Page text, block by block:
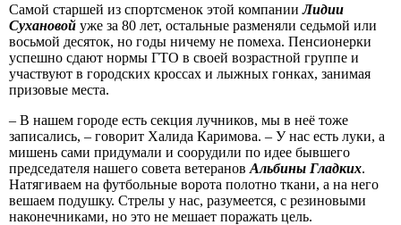
Самой старшей из спортсменок этой компанииЛидии
Сухановой уже за 80 лет, остальные разменяли седьмой или
восьмой десяток, но годы ничему не помеха. Пенсионерки
успешно сдают нормы ГТО в своей возрастной группе и
участвуют в городских кроссах и лыжных гонках, занимая
призовые места.
– В нашем городе есть секция лучников, мы в неё тоже
записались, – говорит Халида Каримова. – У нас есть луки, а
мишень сами придумали и соорудили по идее бывшего
председателя нашего совета ветеранов Альбины Гладких.
Натягиваем на футбольные ворота полотно ткани, а на него
вешаем подушку. Стрелы у нас, разумеется, с резиновыми
наконечниками, но это не мешает поражать цель.